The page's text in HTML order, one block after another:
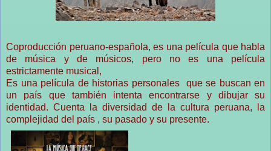
Coproducción peruano-española, es una película que habla
de música y de músicos, pero no es una película
estrictamente musical,
Es una película de historias personales que se buscan en
un país que también intenta encontrarse y dibujar su
identidad. Cuenta la diversidad de la cultura peruana, la
complejidad del país , su pasado y su presente.